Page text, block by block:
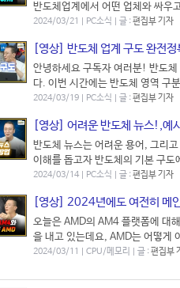
반도체업계에서 어떤 업체와 싸우
2024/03/21 | PC소식 | 글 :편집부 기자
[영상] 반도체 업계 구도 완전
안녕하세요 구독자 여러분! 반도
다. 이번 시간에는 반도체 영역 구
2024/03/19 | PC소식 | 글 :편집부 기자
[영상] 어려운 반도체 뉴스!,예
반도체 뉴스는 어려운 용어, 그리
이해를 돕고자 반도체의 기본 구
2024/03/14 | PC소식 | 글 :편집부 기자
[영상] 2024년에도 여전히 메
오늘은 AMD의 AM4 플랫폼에 대
을 내고 있는데요, AMD는 어떻게
2024/03/11 | CPU/메모리 | 글 :편집부